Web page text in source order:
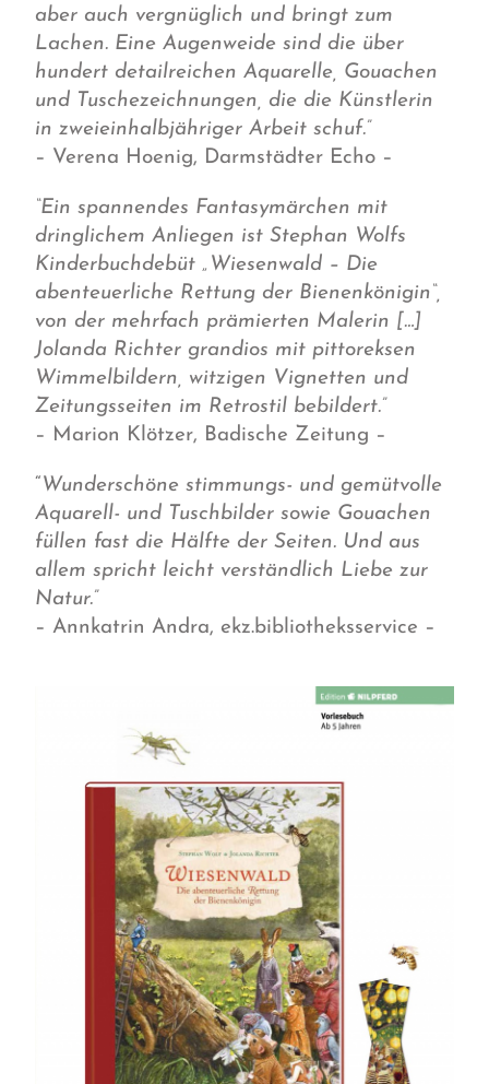
aber auch vergnüglich und bringt zum
Lachen. Eine Augenweide sind die über
hundert detailreichen Aquarelle, Gouachen
und Tuschezeichnungen, die die Künstlerin
in zweieinhalbjähriger Arbeit schuf.”
– Verena Hoenig, Darmstädter Echo –
“Ein spannendes Fantasymärchen mit
dringlichem Anliegen ist Stephan Wolfs
Kinderbuchdebüt „Wiesenwald – Die
abenteuerliche Rettung der Bienenkönigin“,
von der mehrfach prämierten Malerin […]
Jolanda Richter grandios mit pittoreksen
Wimmelbildern, witzigen Vignetten und
Zeitungsseiten im Retrostil bebildert.”
– Marion Klötzer, Badische Zeitung –
Wunderschöne stimmungs- und gemütvolle
Aquarell- und Tuschbilder sowie Gouachen
füllen fast die Hälfte der Seiten. Und aus
allem spricht leicht verständlich Liebe zur
Natur.”
– Annkatrin Andra, ekz.bibliotheksservice –